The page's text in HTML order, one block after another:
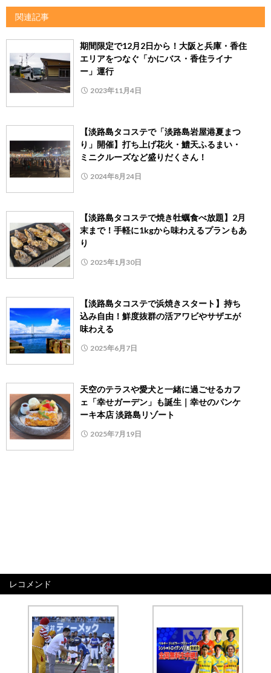
関連記事
期間限定で12月2日から！大阪と兵庫・香住
エリアをつなぐ「かにバス・香住ライナ
ー」運行
2023年11月4日
【淡路島タコステで「淡路島岩屋港夏まつ
り」開催】打ち上げ花火・鱧天ふるまい・
ミニクルーズなど盛りだくさん！
2024年8月24日
【淡路島タコステで焼き牡蠣食べ放題】2月
末まで！手軽に1kgから味わえるプランもあ
り
2025年1月30日
【淡路島タコステで浜焼きスタート】持ち
込み自由！鮮度抜群の活アワビやサザエが
味わえる
2025年6月7日
天空のテラスや愛犬と一緒に過ごせるカフ
ェ「幸せガーデン」も誕生｜幸せのパンケ
ーキ本店 淡路島リゾート
2025年7月19日
レコメンド